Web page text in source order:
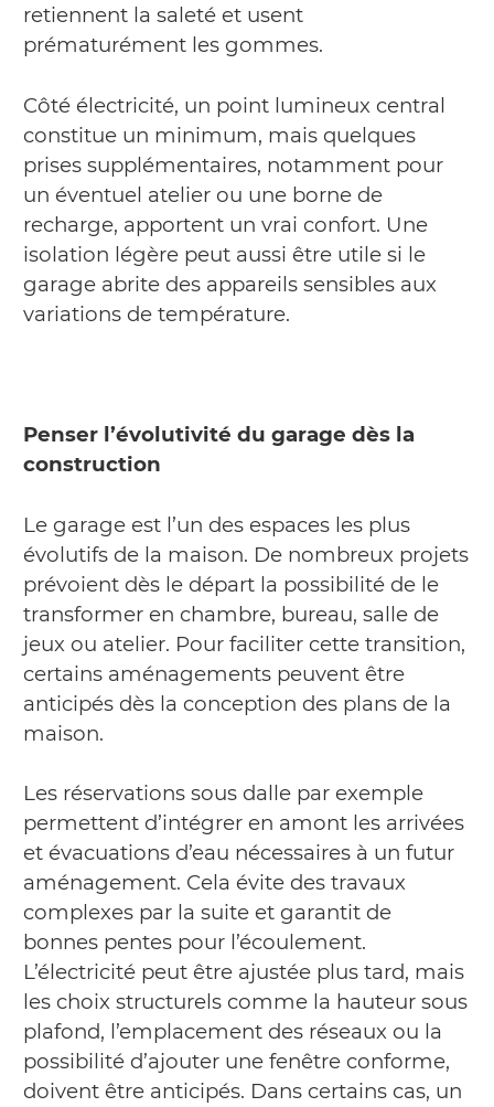
retiennent la saleté et usent
prématurément les gommes.
Côté électricité, un point lumineux central
constitue un minimum, mais quelques
prises supplémentaires, notamment pour
un éventuel atelier ou une borne de
recharge, apportent un vrai confort. Une
isolation légère peut aussi être utile si le
garage abrite des appareils sensibles aux
variations de température.
Penser l’évolutivité du garage dès la
construction
Le garage est l’un des espaces les plus
évolutifs de la maison. De nombreux projets
prévoient dès le départ la possibilité de le
transformer en chambre, bureau, salle de
jeux ou atelier. Pour faciliter cette transition,
certains aménagements peuvent être
anticipés dès la conception des plans de la
maison.
Les réservations sous dalle par exemple
permettent d’intégrer en amont les arrivées
et évacuations d’eau nécessaires à un futur
aménagement. Cela évite des travaux
complexes par la suite et garantit de
bonnes pentes pour l’écoulement.
L’électricité peut être ajustée plus tard, mais
les choix structurels comme la hauteur sous
plafond, l’emplacement des réseaux ou la
possibilité d’ajouter une fenêtre conforme,
doivent être anticipés. Dans certains cas, un